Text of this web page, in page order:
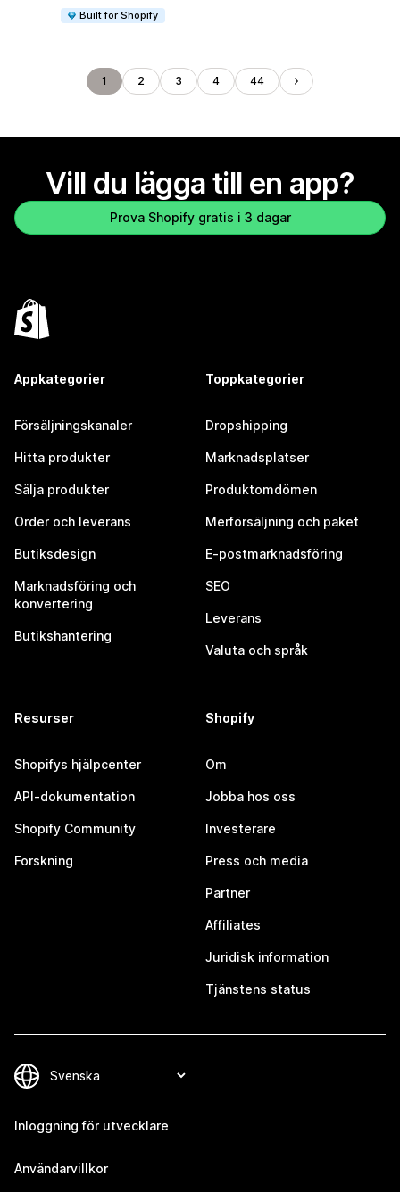
Built for Shopify
1 2 3 4 44
Vill du lägga till en app?
Prova Shopify gratis i 3 dagar
Appkategorier
Försäljningskanaler
Hitta produkter
Sälja produkter
Order och leverans
Butiksdesign
Marknadsföring och
konvertering
Butikshantering
Toppkategorier
Dropshipping
Marknadsplatser
Produktomdömen
Merförsäljning och paket
E-postmarknadsföring
SEO
Leverans
Valuta och språk
Resurser
Shopifys hjälpcenter
API-dokumentation
Shopify Community
Forskning
Shopify
Om
Jobba hos oss
Investerare
Press och media
Partner
Affiliates
Juridisk information
Tjänstens status
Inloggning för utvecklare
Användarvillkor